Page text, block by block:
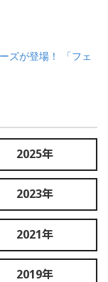
ズが登場！ 「フェ
2025年
2023年
2021年
2019年